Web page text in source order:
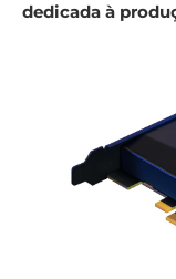
dedicada à